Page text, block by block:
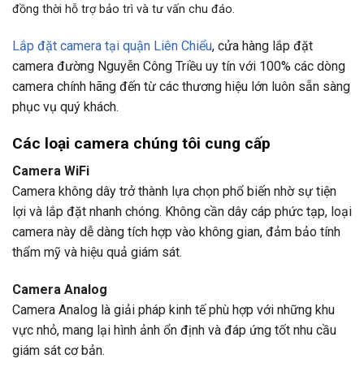
đồng thời hỗ trợ bảo trì và tư vấn chu đáo.
Lắp đặt camera tại quận Liên Chiểu, cửa hàng lắp đặt
camera đường Nguyễn Công Triều uy tín với 100% các dòng
camera chính hãng đến từ các thương hiệu lớn luôn sẵn sàng
phục vụ quý khách.
Các loại camera chúng tôi cung cấp
Camera WiFi
Camera không dây trở thành lựa chọn phổ biến nhờ sự tiện
lợi và lắp đặt nhanh chóng. Không cần dây cáp phức tạp, loại
camera này dễ dàng tích hợp vào không gian, đảm bảo tính
thẩm mỹ và hiệu quả giám sát.
Camera Analog
Camera Analog là giải pháp kinh tế phù hợp với những khu
vực nhỏ, mang lại hình ảnh ổn định và đáp ứng tốt nhu cầu
giám sát cơ bản.